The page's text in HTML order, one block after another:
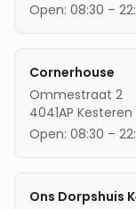
Open: 08:30 –
Cornerhouse
Ommestraat 2
4041AP Kesteren
Open: 08:30 –
Ons Dorpshuis